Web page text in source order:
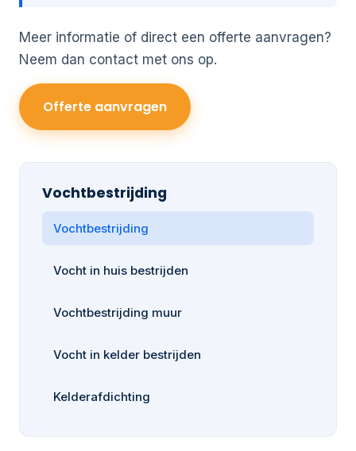
Meer informatie of direct een offerte aanvragen?
Neem dan contact met ons op.
Offerte aanvragen
Vochtbestrijding
Vochtbestrijding
Vocht in huis bestrijden
Vochtbestrijding muur
Vocht in kelder bestrijden
Kelderafdichting